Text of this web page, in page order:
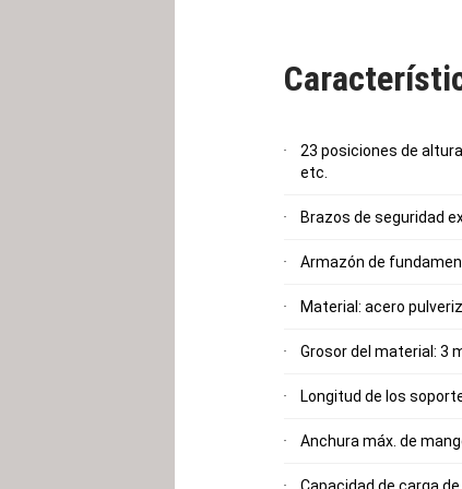
23 posiciones de
etc.
Brazos de seguridad
Armazón de
Material: acero
Grosor del material: 3
Longitud de los
Anchura máx. de